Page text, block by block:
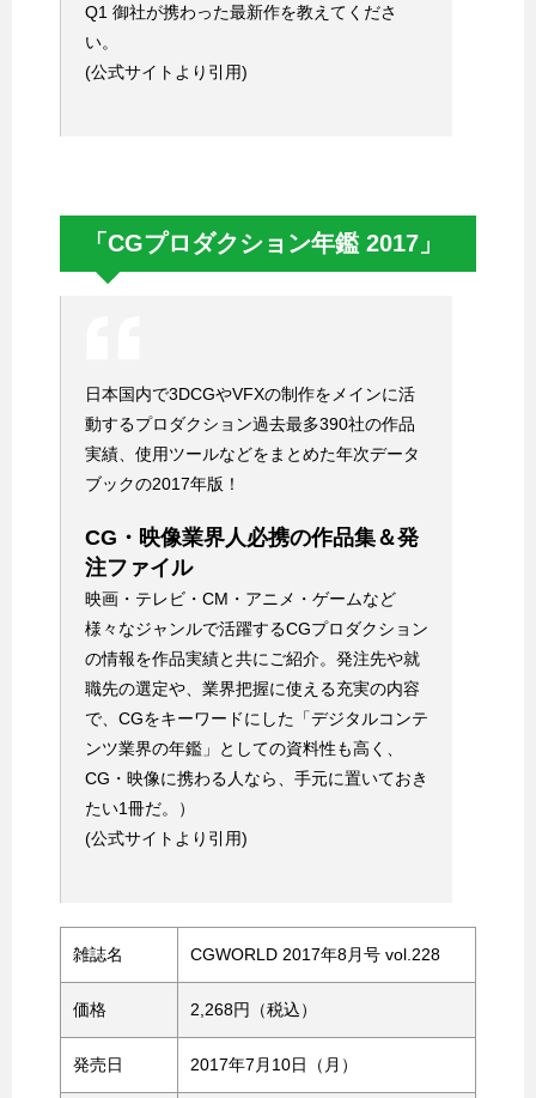
Q1 御社が携わった最新作を教えてくださ
い。
(公式サイトより引用)
「CGプロダクション年鑑 2017」
日本国内で3DCGやVFXの制作をメインに活
動するプロダクション過去最多390社の作品
実績、使用ツールなどをまとめた年次データ
ブックの2017年版！
CG・映像業界人必携の作品集＆発
注ファイル
映画・テレビ・CM・アニメ・ゲームなど
様々なジャンルで活躍するCGプロダクション
の情報を作品実績と共にご紹介。発注先や就
職先の選定や、業界把握に使える充実の内容
で、CGをキーワードにした「デジタルコンテ
ンツ業界の年鑑」としての資料性も高く、
CG・映像に携わる人なら、手元に置いておき
たい1冊だ。）
(公式サイトより引用)
雑誌名 CGWORLD 2017年8月号 vol.228
価格 2,268円（税込）
発売日 2017年7月10日（月）